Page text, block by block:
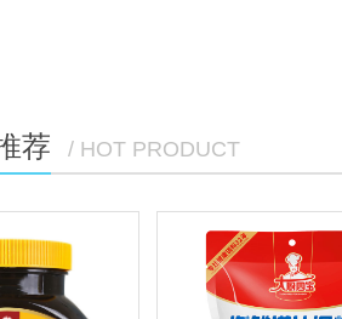
荐 / HOT PRODUCT